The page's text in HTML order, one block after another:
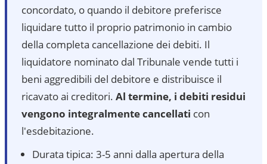
concordato, o quando il debitore preferisce
liquidare tutto il proprio patrimonio in cambio
della completa cancellazione dei debiti. Il
liquidatore nominato dal Tribunale vende tutti i
beni aggredibili del debitore e distribuisce il
ricavato ai creditori. Al termine, i debiti residui
vengono integralmente cancellati con
l'esdebitazione.
Durata tipica: 3-5 anni dalla apertura della